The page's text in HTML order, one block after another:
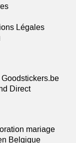
Légales
Goodstickers.be
Direct
mariage
Belgique